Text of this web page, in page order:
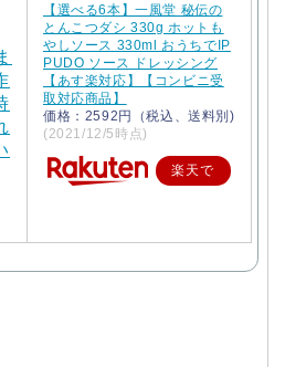
【選べる6本】一風堂 秘伝の
とんこつダシ 330g ホットも
やしソース 330ml おうちでIP
PUDO ソース ドレッシング
【あす楽対応】【コンビニ受
取対応商品】
価格：2592円（税込、送料別)
(2021/12/5時点)
楽天で